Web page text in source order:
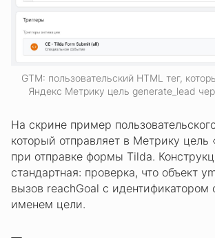
GTM: пользовательский HTML тег,
Яндекс Метрику цель generate_lead
На скрине пример
который отправляет в Метрику цель
при отправке формы Tilda.
стандартная: проверка, что объект
вызов reachGoal с идентификатором
именем цели.